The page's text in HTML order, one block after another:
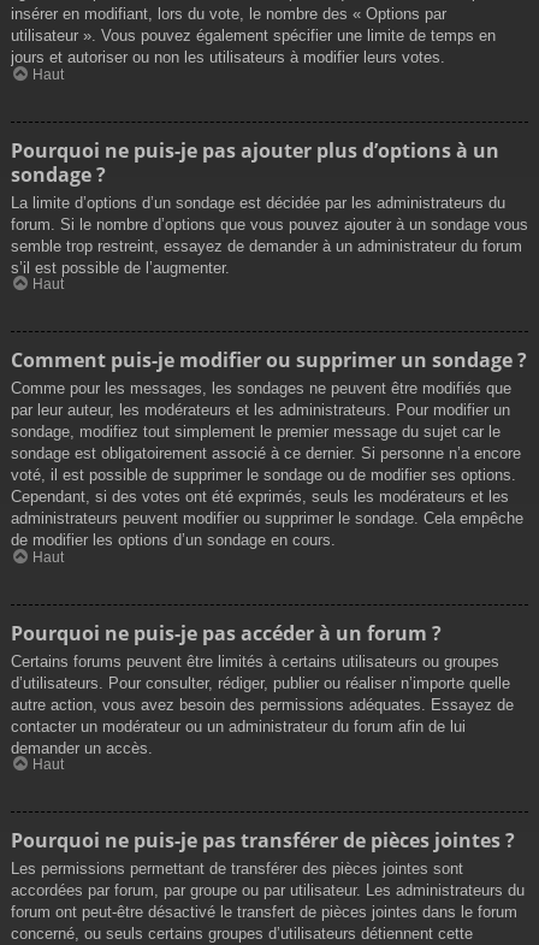
insérer en modifiant, lors du vote, le nombre des « Options par
utilisateur ». Vous pouvez également spécifier une limite de temps en
jours et autoriser ou non les utilisateurs à modifier leurs votes.
Haut
Pourquoi ne puis-je pas ajouter plus d’options à un
sondage ?
La limite d’options d’un sondage est décidée par les administrateurs du
forum. Si le nombre d’options que vous pouvez ajouter à un sondage vous
semble trop restreint, essayez de demander à un administrateur du forum
s’il est possible de l’augmenter.
Haut
Comment puis-je modifier ou supprimer un sondage ?
Comme pour les messages, les sondages ne peuvent être modifiés que
par leur auteur, les modérateurs et les administrateurs. Pour modifier un
sondage, modifiez tout simplement le premier message du sujet car le
sondage est obligatoirement associé à ce dernier. Si personne n’a encore
voté, il est possible de supprimer le sondage ou de modifier ses options.
Cependant, si des votes ont été exprimés, seuls les modérateurs et les
administrateurs peuvent modifier ou supprimer le sondage. Cela empêche
de modifier les options d’un sondage en cours.
Haut
Pourquoi ne puis-je pas accéder à un forum ?
Certains forums peuvent être limités à certains utilisateurs ou groupes
d’utilisateurs. Pour consulter, rédiger, publier ou réaliser n’importe quelle
autre action, vous avez besoin des permissions adéquates. Essayez de
contacter un modérateur ou un administrateur du forum afin de lui
demander un accès.
Haut
Pourquoi ne puis-je pas transférer de pièces jointes ?
Les permissions permettant de transférer des pièces jointes sont
accordées par forum, par groupe ou par utilisateur. Les administrateurs du
forum ont peut-être désactivé le transfert de pièces jointes dans le forum
concerné, ou seuls certains groupes d’utilisateurs détiennent cette